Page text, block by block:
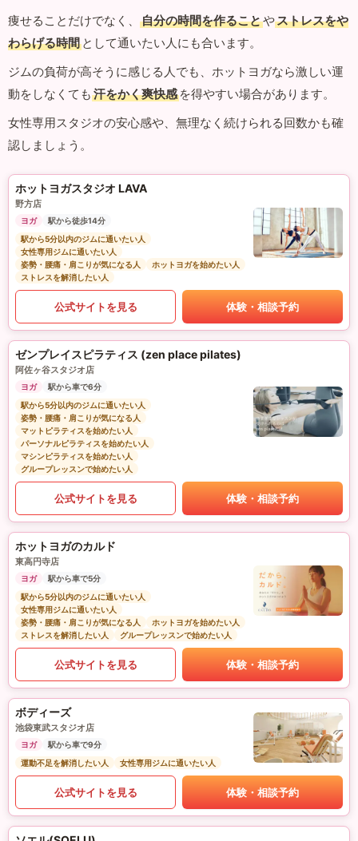
痩せることだけでなく、
自分の時間を作ることやストレスをや
わらげる時間 として通いたい人にも合います。
ジムの負荷が高そうに感じる人でも、ホットヨガなら激しい運
動をしなくても 汗をかく爽快感 を得やすい場合があります。
女性専用スタジオの安心感や、無理なく続けられる回数かも確
認しましょう。
ホットヨガスタジオ LAVA
野方店
ヨガ
駅から徒歩14分
駅から5分以内のジムに通いたい人
女性専用ジムに通いたい人
姿勢・腰痛・肩こりが気になる人
ホットヨガを始めたい人
ストレスを解消したい人
公式サイトを見る 体験・相談予約
ゼンプレイスピラティス (zen place pilates)
阿佐ヶ谷スタジオ店
ヨガ
駅から車で6分
駅から5分以内のジムに通いたい人
姿勢・腰痛・肩こりが気になる人
マットピラティスを始めたい人
パーソナルピラティスを始めたい人
マシンピラティスを始めたい人
グループレッスンで始めたい人
公式サイトを見る 体験・相談予約
ホットヨガのカルド
東高円寺店
ヨガ
駅から車で5分
駅から5分以内のジムに通いたい人
女性専用ジムに通いたい人
姿勢・腰痛・肩こりが気になる人
ホットヨガを始めたい人
ストレスを解消したい人
グループレッスンで始めたい人
公式サイトを見る 体験・相談予約
ボディーズ
池袋東武スタジオ店
ヨガ
駅から車で9分
運動不足を解消したい人
女性専用ジムに通いたい人
公式サイトを見る 体験・相談予約